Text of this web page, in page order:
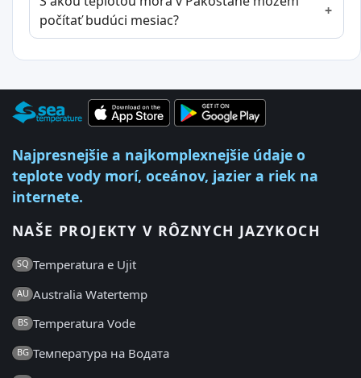
počítať budúci mesiac?
Najpresnejšie a najkomplexnejšie údaje o
teplote vody morí, oceánov, jazier a riek na
internete.
NAŠE PROJEKTY V RÔZNYCH JAZYKOCH
SQ Temperatura e Ujit
AU Australia Watertemp
BS Temperatura Vode
BG Температура на Водата